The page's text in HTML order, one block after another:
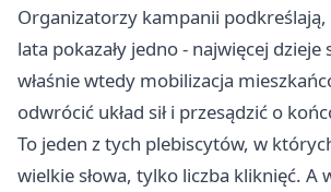
Organizatorzy kampanii
lata pokazały jedno - najwięcej dzieje
właśnie wtedy mobilizacja
odwrócić układ sił i przesądzić o
To jeden z tych plebiscytów, w
wielkie słowa, tylko liczba kliknięć. A